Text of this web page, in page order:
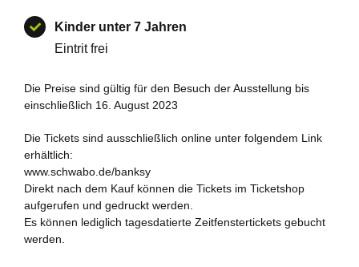
Kinder unter 7 Jahren
Eintrit frei
Die Preise sind gültig für den Besuch der Ausstellung bis
einschließlich 16. August 2023
Die Tickets sind ausschließlich online unter folgendem Link
erhältlich:
www.schwabo.de/banksy
Direkt nach dem Kauf können die Tickets im Ticketshop
aufgerufen und gedruckt werden.
Es können lediglich tagesdatierte Zeitfenstertickets gebucht
werden.